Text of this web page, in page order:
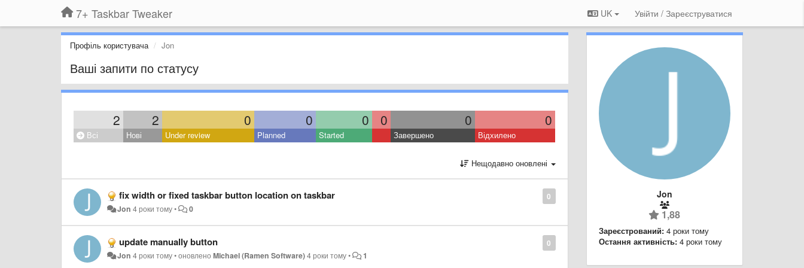
7+ Taskbar Tweaker UK Увійти / Зареєструватися
Профіль користувача Jon
Ваші запити по статусу
2 2 0 0 0 0 0 0
Всі Нові Under review Planned Started Завершено Відхилено
Нещодавно оновлені
0
fix width or fixed taskbar button location on taskbar
Jon 4 роки тому• 0
0
update manually button
Jon 4 роки тому•оновленоMichael (Ramen Software)4 роки тому• 1
Jon
1,88
Зареєстрований: 4 роки тому
Остання активність: 4 роки тому